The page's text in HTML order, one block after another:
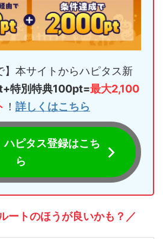
本サイトからハピタス新
特別特典100pt=最大2,100
！ 詳しくはこちら
ハピタス登録はこち
ら
ートのほうが良いかも？／